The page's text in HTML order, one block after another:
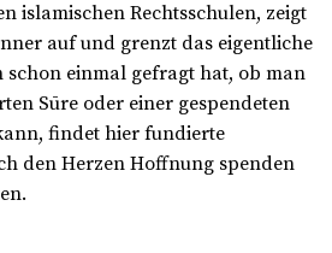
islamischen Rechtsschulen, zeigt
auf und grenzt das eigentliche
schon einmal gefragt hat, ob man
Sūre oder einer gespendeten
findet hier fundierte
den Herzen Hoffnung spenden